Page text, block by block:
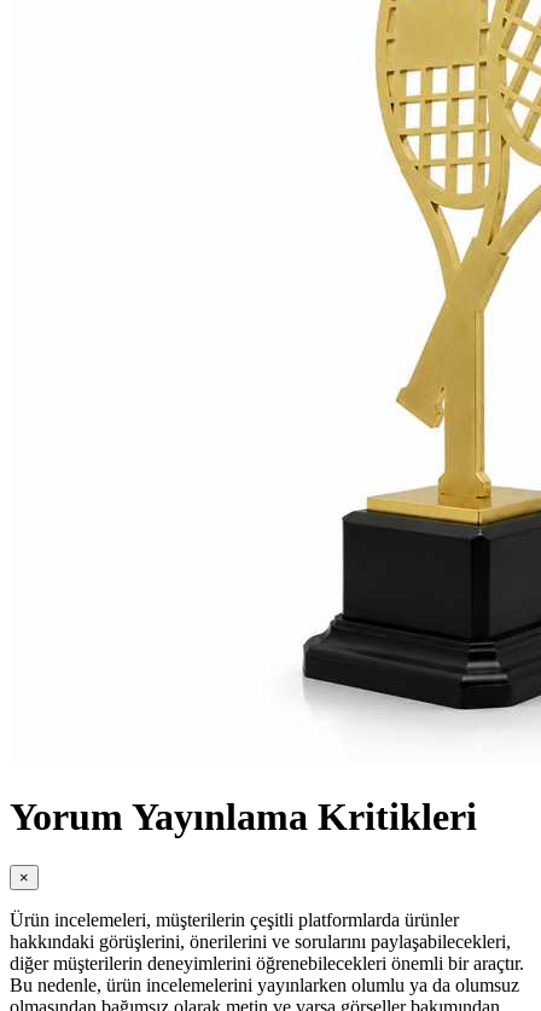
Yorum Yayınlama Kritikleri
×
Ürün incelemeleri, müşterilerin çeşitli platformlarda ürünler
hakkındaki görüşlerini, önerilerini ve sorularını paylaşabilecekleri,
diğer müşterilerin deneyimlerini öğrenebilecekleri önemli bir araçtır.
Bu nedenle, ürün incelemelerini yayınlarken olumlu ya da olumsuz